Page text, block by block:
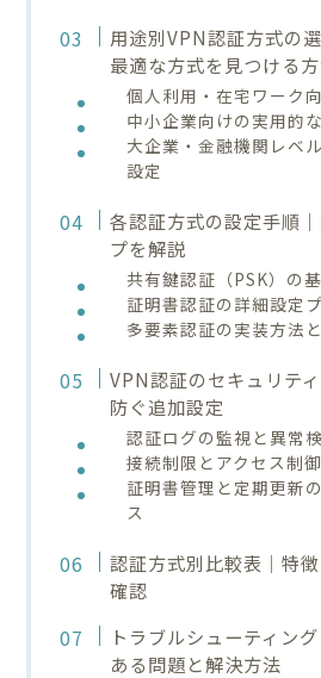
用途別VPN認証方式の
最適な方式を見つける
個人利用・在宅ワーク
中小企業向けの実用的
大企業・金融機関レベ
設定
各認証方式の設定手順
プを解説
共有鍵認証（PSK）の
証明書認証の詳細設定
多要素認証の実装方法
VPN認証のセキュリテ
防ぐ追加設定
認証ログの監視と異常
接続制限とアクセス制
証明書管理と定期更新
ス
認証方式別比較表｜特
確認
トラブルシューティン
ある問題と解決方法